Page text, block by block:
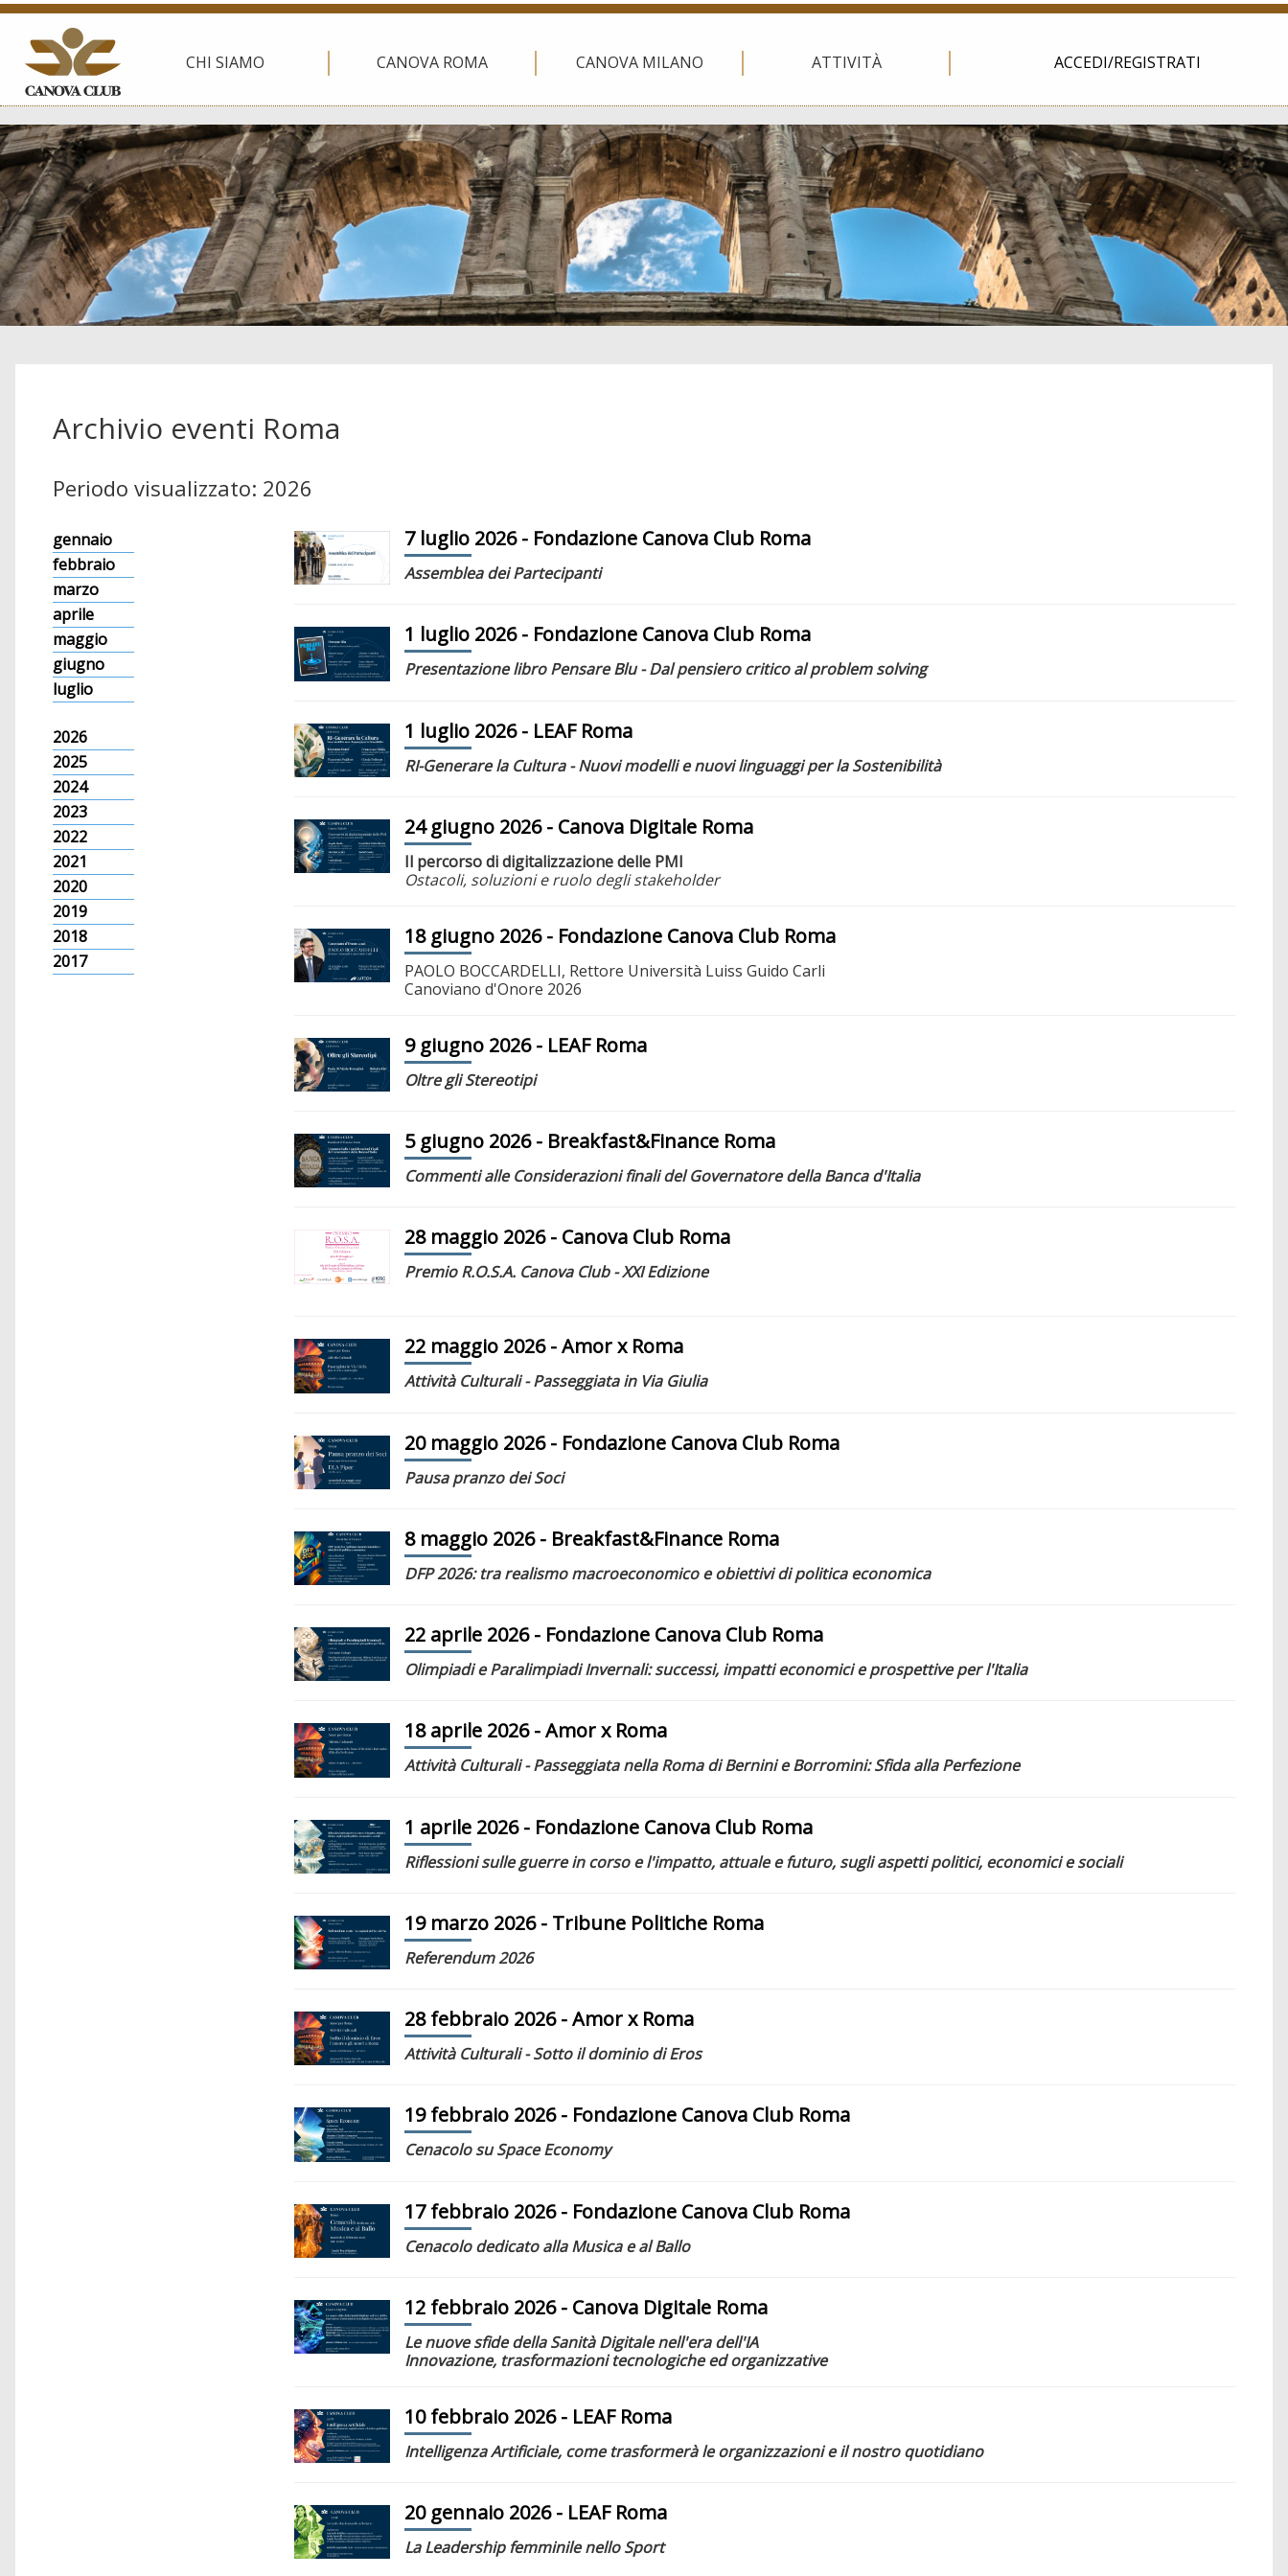
CHI SIAMO CANOVA ROMA CANOVA MILANO ATTIVITÀ ACCEDI/REGISTRATI
Archivio eventi Roma
Periodo visualizzato: 2026
gennaio
febbraio
marzo
aprile
maggio
giugno
luglio
2026
2025
2024
2023
2022
2021
2020
2019
2018
2017
7 luglio 2026- Fondazione Canova Club Roma
Assemblea dei Partecipanti
1 luglio 2026- Fondazione Canova Club Roma
Presentazione libro Pensare Blu - Dal pensiero critico al problem solving
1 luglio 2026- LEAF Roma
RI-Generare la Cultura - Nuovi modelli e nuovi linguaggi per la Sostenibilità
24 giugno 2026- Canova Digitale Roma
Il percorso di digitalizzazione delle PMI
Ostacoli, soluzioni e ruolo degli stakeholder
18 giugno 2026- Fondazione Canova Club Roma
PAOLO BOCCARDELLI, Rettore Università Luiss Guido Carli
Canoviano d'Onore 2026
9 giugno 2026- LEAF Roma
Oltre gli Stereotipi
5 giugno 2026- Breakfast&Finance Roma
Commenti alle Considerazioni finali del Governatore della Banca d'Italia
28 maggio 2026- Canova Club Roma
Premio R.O.S.A. Canova Club - XXI Edizione
22 maggio 2026- Amor x Roma
Attività Culturali - Passeggiata in Via Giulia
20 maggio 2026- Fondazione Canova Club Roma
Pausa pranzo dei Soci
8 maggio 2026- Breakfast&Finance Roma
DFP 2026: tra realismo macroeconomico e obiettivi di politica economica
22 aprile 2026- Fondazione Canova Club Roma
Olimpiadi e Paralimpiadi Invernali: successi, impatti economici e prospettive per l'Italia
18 aprile 2026- Amor x Roma
Attività Culturali - Passeggiata nella Roma di Bernini e Borromini: Sfida alla Perfezione
1 aprile 2026- Fondazione Canova Club Roma
Riflessioni sulle guerre in corso e l'impatto, attuale e futuro, sugli aspetti politici, economici e sociali
19 marzo 2026- Tribune Politiche Roma
Referendum 2026
28 febbraio 2026- Amor x Roma
Attività Culturali - Sotto il dominio di Eros
19 febbraio 2026- Fondazione Canova Club Roma
Cenacolo su Space Economy
17 febbraio 2026- Fondazione Canova Club Roma
Cenacolo dedicato alla Musica e al Ballo
12 febbraio 2026- Canova Digitale Roma
Le nuove sfide della Sanità Digitale nell'era dell'IA
Innovazione, trasformazioni tecnologiche ed organizzative
10 febbraio 2026- LEAF Roma
Intelligenza Artificiale, come trasformerà le organizzazioni e il nostro quotidiano
20 gennaio 2026- LEAF Roma
La Leadership femminile nello Sport